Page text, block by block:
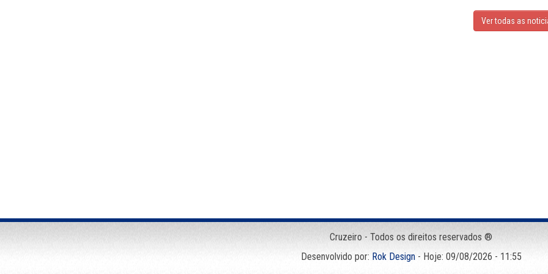
Ver todas as
Cruzeiro - Todos os direitos reservados ®
Desenvolvido por: Rok Design- Hoje: 09/08/2026 - 11:55